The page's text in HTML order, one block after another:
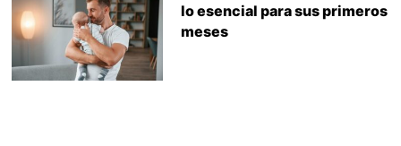
lo esencial para sus primeros
meses